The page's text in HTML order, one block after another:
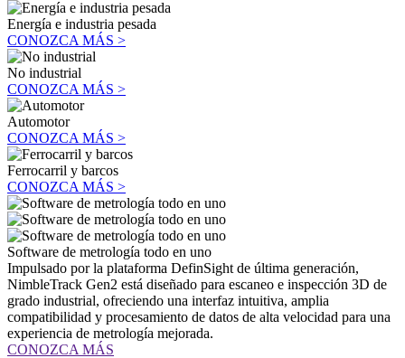
Energía e industria pesada
CONOZCA MÁS >
No industrial
CONOZCA MÁS >
Automotor
CONOZCA MÁS >
Ferrocarril y barcos
CONOZCA MÁS >
Software de metrología todo en uno
Impulsado por la plataforma DefinSight de última generación,
NimbleTrack Gen2 está diseñado para escaneo e inspección 3D de
grado industrial, ofreciendo una interfaz intuitiva, amplia
compatibilidad y procesamiento de datos de alta velocidad para una
experiencia de metrología mejorada.
CONOZCA MÁS